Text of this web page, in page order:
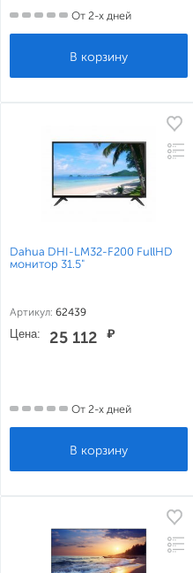
От 2-х дней
Dahua DHI-LM32-F200 FullHD
монитор 31.5"
Артикул: 62439
Цена: 25 112 ₽
От 2-х дней